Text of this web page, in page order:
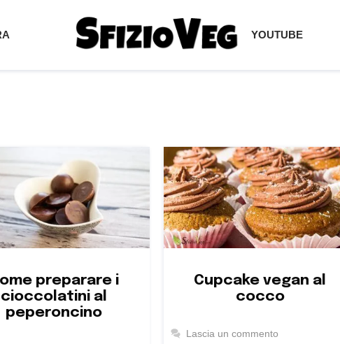
YOUTUBE
preparare i
cioccolatini al
peperoncino
Cupcake vegan al
cocco
Lascia un commento